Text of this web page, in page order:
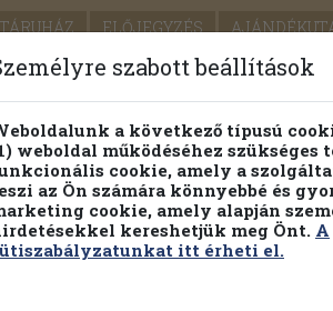
ELŐJEGYZÉS
PILLANATNYI ÁRAINK
Részletes kereső
szabott beállítások
a következő típusú
weboldal működéséhez
cookie, amely a
az Ön számára könnyebbé és
cookie, amely alapján
kereshetjük meg Önt. A
itt érheti el.